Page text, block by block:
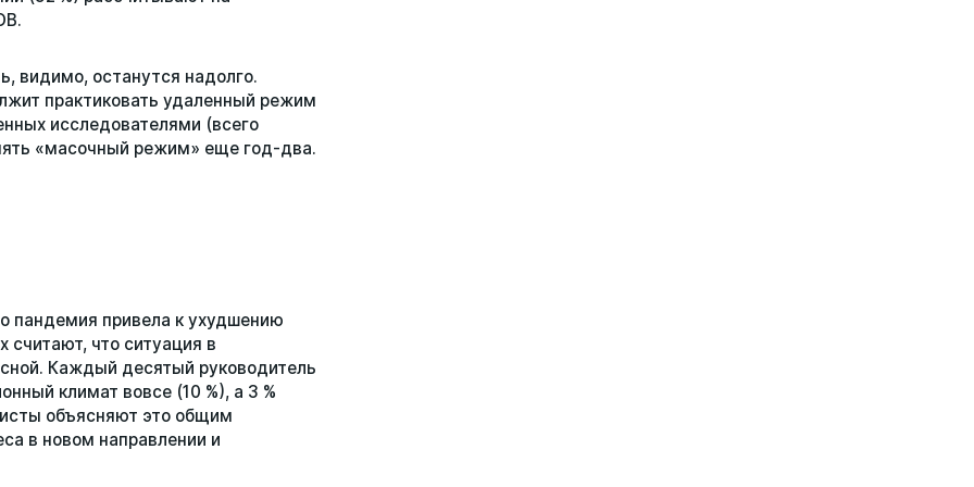
видимо, останутся надолго.
практиковать удаленный режим
исследователями (всего
«масочный режим» еще год-два.
пандемия привела к ухудшению
считают, что ситуация в
Каждый десятый руководитель
климат вовсе (10 %), а 3 %
объясняют это общим
в новом направлении и